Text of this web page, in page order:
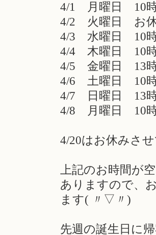
4/1 月曜日 10時
4/2 火曜日 お
4/3 水曜日 10
4/4 木曜日 10
4/5 金曜日 13
4/6 土曜日 10
4/7 日曜日 13
4/8 月曜日 10時
4/20はお休みさ
上記のお時間が
ありますので、
ます( 〃▽〃)
先週の誕生日に